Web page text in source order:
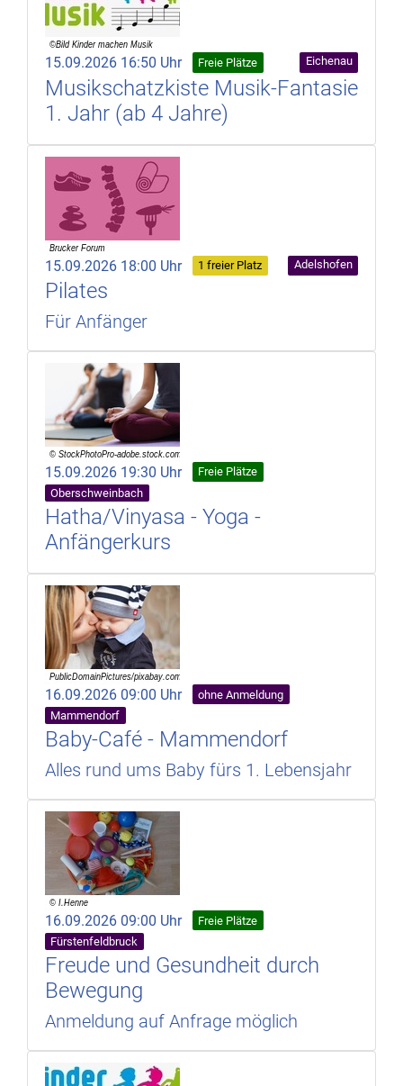
15.09.2026 16:50 Uhr Freie Plätze Eichenau
Musikschatzkiste Musik-Fantasie
1. Jahr (ab 4 Jahre)
15.09.2026 18:00 Uhr 1 freier Platz Adelshofen
Pilates
Für Anfänger
15.09.2026 19:30 Uhr
Freie Plätze
Oberschweinbach
Hatha/Vinyasa - Yoga -
Anfängerkurs
16.09.2026 09:00 Uhr
ohne Anmeldung
Mammendorf
Baby-Café - Mammendorf
Alles rund ums Baby fürs 1. Lebensjahr
16.09.2026 09:00 Uhr
Freie Plätze
Fürstenfeldbruck
Freude und Gesundheit durch
Bewegung
Anmeldung auf Anfrage möglich